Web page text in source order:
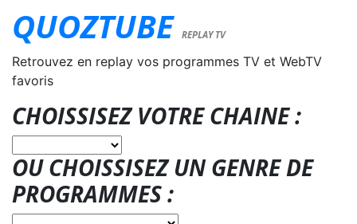
QUOZTUBE REPLAY TV
Retrouvez en replay vos programmes TV et WebTV
favoris
CHOISSISEZ VOTRE CHAINE :
OU CHOISSISEZ UN GENRE DE
PROGRAMMES :